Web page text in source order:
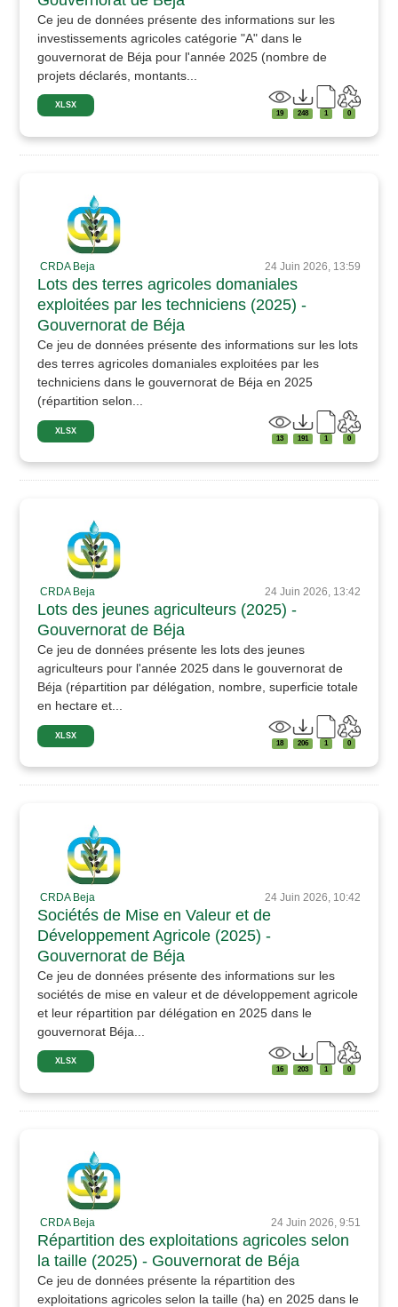
Ce jeu de données présente des informations sur les
investissements agricoles catégorie "A" dans le
gouvernorat de Béja pour l'année 2025 (nombre de
projets déclarés, montants...
XLSX
19 248 1 0
CRDA Beja 24 Juin 2026, 13:59
Lots des terres agricoles domaniales
exploitées par les techniciens (2025) -
Gouvernorat de Béja
Ce jeu de données présente des informations sur les lots
des terres agricoles domaniales exploitées par les
techniciens dans le gouvernorat de Béja en 2025
(répartition selon...
XLSX
13 191 1 0
CRDA Beja 24 Juin 2026, 13:42
Lots des jeunes agriculteurs (2025) -
Gouvernorat de Béja
Ce jeu de données présente les lots des jeunes
agriculteurs pour l'année 2025 dans le gouvernorat de
Béja (répartition par délégation, nombre, superficie totale
en hectare et...
XLSX
18 206 1 0
CRDA Beja 24 Juin 2026, 10:42
Sociétés de Mise en Valeur et de
Développement Agricole (2025) -
Gouvernorat de Béja
Ce jeu de données présente des informations sur les
sociétés de mise en valeur et de développement agricole
et leur répartition par délégation en 2025 dans le
gouvernorat Béja...
XLSX
16 203 1 0
CRDA Beja 24 Juin 2026, 9:51
Répartition des exploitations agricoles selon
la taille (2025) - Gouvernorat de Béja
Ce jeu de données présente la répartition des
exploitations agricoles selon la taille (ha) en 2025 dans le